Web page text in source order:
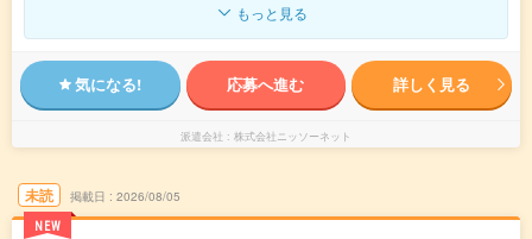
もっと見る
気になる! 応募へ進む 詳しく見る
派遣会社 株式会社ニッソーネット
未読
NEW
掲載日 2026/08/05